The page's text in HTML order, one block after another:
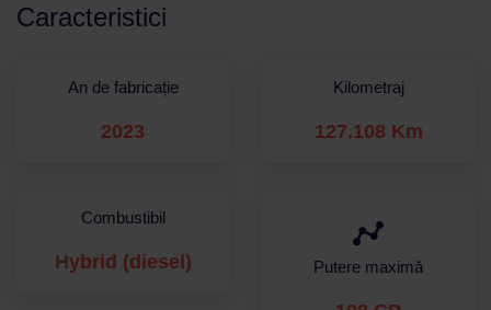
Caracteristici
An de fabricație
2023
Kilometraj
127.108 Km
Combustibil
Hybrid (diesel) Putere maximă